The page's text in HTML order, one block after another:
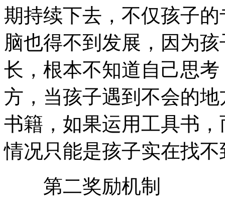
期持续下去，不仅孩子
脑也得不到发展，因为
长，根本不知道自己思
方，当孩子遇到不会的
书籍，如果运用工具书
情况只能是孩子实在找
第二奖励机制